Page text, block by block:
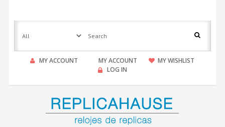
MY ACCOUNT MY ACCOUNT
MY WISHLIST
LOG IN